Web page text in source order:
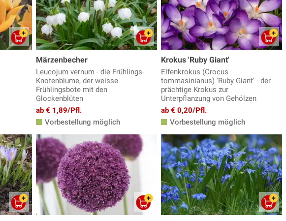
Märzenbecher
Leucojum vernum - die Frühlings-
Knotenblume, der weisse
Frühlingsbote mit den
Glockenblüten
ab € 1,89/Pfl.
Vorbestellung möglich
Krokus 'Ruby Giant'
Elfenkrokus (Crocus
tommasinianus) 'Ruby Giant' - der
prächtige Krokus zur
Unterpflanzung von Gehölzen
ab € 0,20/Pfl.
Vorbestellung möglich